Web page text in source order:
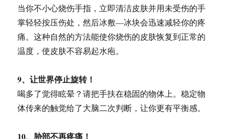
当你不小心烧伤手指，立即清洁皮肤并用未受伤的手
掌轻轻按压伤处，然后冰敷—冰块会迅速减轻你的疼
痛。这种自然的方法能使你烧伤的皮肤恢复到正常的
温度，使皮肤不容易起水疱。
9、让世界停止旋转！
喝多了觉得眩晕？请把手扶在稳固的物体上。稳定物
体传来的触觉给了大脑二次判断，让你更有平衡感。
10、胁部不再疼痛！